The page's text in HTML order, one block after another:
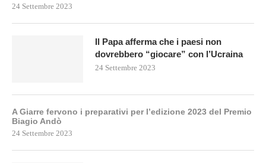
24 Settembre 2023
Il Papa afferma che i paesi non
dovrebbero “giocare” con l’Ucraina
24 Settembre 2023
A Giarre fervono i preparativi per l’edizione 2023 del Premio
Biagio Andò
24 Settembre 2023